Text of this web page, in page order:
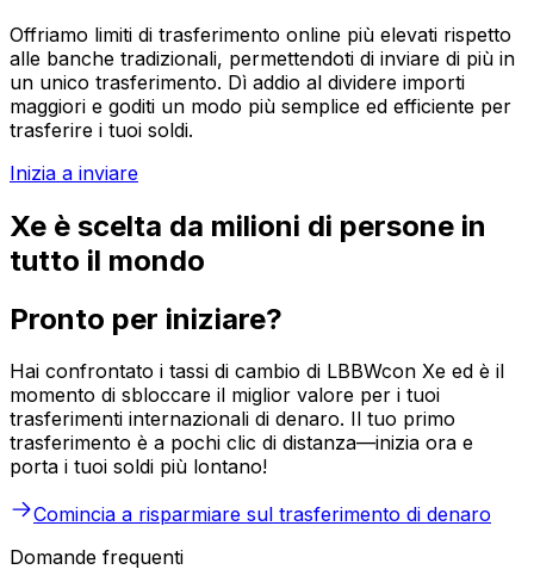
Offriamo limiti di trasferimento online più elevati rispetto
alle banche tradizionali, permettendoti di inviare di più in
un unico trasferimento. Dì addio al dividere importi
maggiori e goditi un modo più semplice ed efficiente per
trasferire i tuoi soldi.
Inizia a inviare
Xe è scelta da milioni di persone in
tutto il mondo
Pronto per iniziare?
Hai confrontato i tassi di cambio di LBBWcon Xe ed è il
momento di sbloccare il miglior valore per i tuoi
trasferimenti internazionali di denaro. Il tuo primo
trasferimento è a pochi clic di distanza—inizia ora e
porta i tuoi soldi più lontano!
Comincia a risparmiare sul trasferimento di denaro
Domande frequenti